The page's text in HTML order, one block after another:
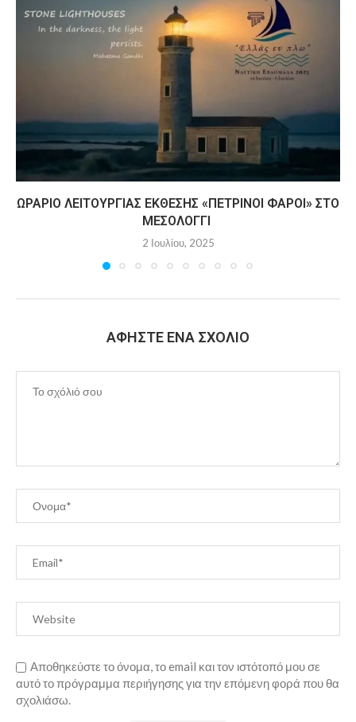
ΩΡΆΡΙΟ ΛΕΙΤΟΥΡΓΊΑΣ ΈΚΘΕΣΗΣ «ΠΈΤΡΙΝΟΙ ΦΆΡΟΙ» ΣΤΟ
ΜΕΣΟΛΌΓΓΙ
2 Ιουλίου, 2025
ΑΦΉΣΤΕ ΈΝΑ ΣΧΌΛΙΟ
Αποθηκεύστε το όνομα, το email και τον ιστότοπό μου σε
αυτό το πρόγραμμα περιήγησης για την επόμενη φορά που θα
σχολιάσω.